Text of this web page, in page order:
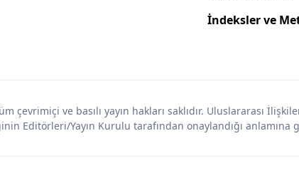
İndeksler ve
çevrimiçi ve basılı yayın hakları saklıdır. Uluslararası
Editörleri/Yayın Kurulu tarafından onaylandığı anlamına